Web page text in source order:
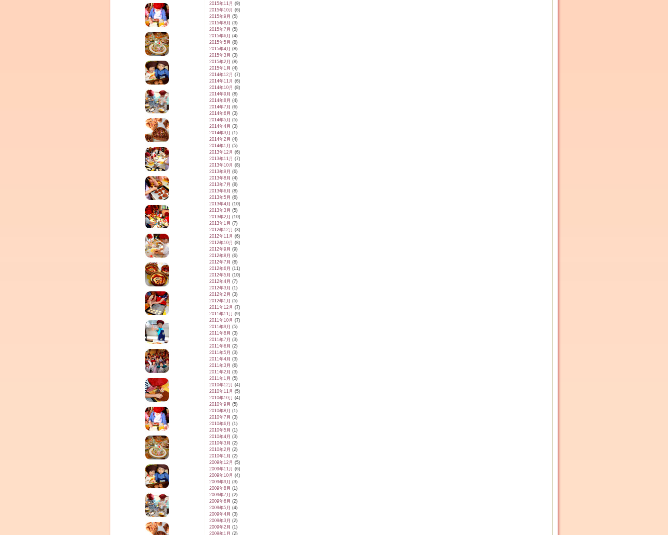
2015年11月 (9)
2015年10月 (6)
2015年9月 (5)
2015年8月 (3)
2015年7月 (5)
2015年6月 (4)
2015年5月 (8)
2015年4月 (8)
2015年3月 (3)
2015年2月 (8)
2015年1月 (4)
2014年12月 (7)
2014年11月 (6)
2014年10月 (8)
2014年9月 (8)
2014年8月 (4)
2014年7月 (6)
2014年6月 (3)
2014年5月 (5)
2014年4月 (3)
2014年3月 (1)
2014年2月 (4)
2014年1月 (5)
2013年12月 (6)
2013年11月 (7)
2013年10月 (8)
2013年9月 (6)
2013年8月 (4)
2013年7月 (8)
2013年6月 (8)
2013年5月 (6)
2013年4月 (10)
2013年3月 (5)
2013年2月 (10)
2013年1月 (7)
2012年12月 (3)
2012年11月 (6)
2012年10月 (8)
2012年9月 (9)
2012年8月 (6)
2012年7月 (8)
2012年6月 (11)
2012年5月 (10)
2012年4月 (7)
2012年3月 (1)
2012年2月 (3)
2012年1月 (5)
2011年12月 (7)
2011年11月 (9)
2011年10月 (7)
2011年9月 (5)
2011年8月 (3)
2011年7月 (3)
2011年6月 (2)
2011年5月 (3)
2011年4月 (3)
2011年3月 (6)
2011年2月 (3)
2011年1月 (5)
2010年12月 (4)
2010年11月 (5)
2010年10月 (4)
2010年9月 (5)
2010年8月 (1)
2010年7月 (3)
2010年6月 (1)
2010年5月 (1)
2010年4月 (3)
2010年3月 (2)
2010年2月 (2)
2010年1月 (2)
2009年12月 (5)
2009年11月 (6)
2009年10月 (4)
2009年9月 (3)
2009年8月 (1)
2009年7月 (2)
2009年6月 (2)
2009年5月 (4)
2009年4月 (3)
2009年3月 (2)
2009年2月 (1)
2009年1月 (2)